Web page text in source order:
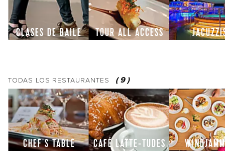
CLASES DE BAILE TOUR ALL ACCESS
TODAS LOS RESTAURANTES (9)
CHEF'S TABLE CAFÉ LATTE-TUDES